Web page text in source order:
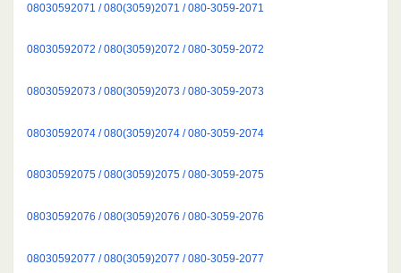
08030592071 / 080(3059)2071 / 080-3059-2071
08030592072 / 080(3059)2072 / 080-3059-2072
08030592073 / 080(3059)2073 / 080-3059-2073
08030592074 / 080(3059)2074 / 080-3059-2074
08030592075 / 080(3059)2075 / 080-3059-2075
08030592076 / 080(3059)2076 / 080-3059-2076
08030592077 / 080(3059)2077 / 080-3059-2077